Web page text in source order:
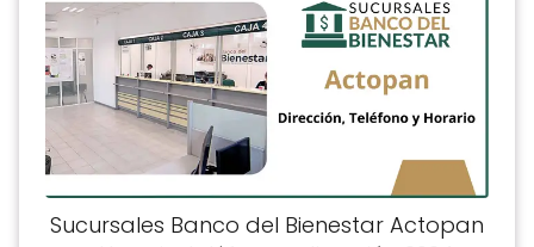
Sucursales Banco del Bienestar Actopan